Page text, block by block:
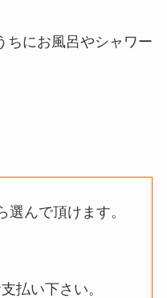
ちにお風呂やシャワー
選んで頂けます。
払い下さい。